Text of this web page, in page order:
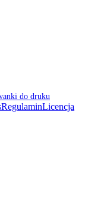
do druku
RegulaminLicencja